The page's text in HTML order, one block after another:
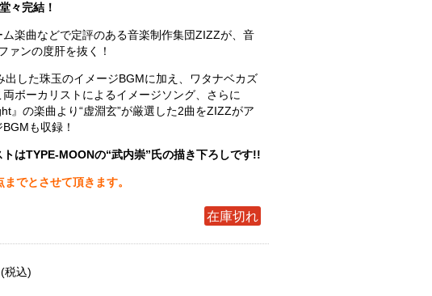
々完結！
楽曲などで定評のある音楽制作集団ZIZZが、音
ァンの度肝を抜く！
出した珠玉のイメージBGMに加え、ワタナベカズ
ボーカリストによるイメージソング、さらに
』の楽曲より“虚淵玄”が厳選した2曲をZIZZがア
も収録！
はTYPE-MOONの“武内崇”氏の描き下ろしです!!
でとさせて頂きます。
在庫切れ
(税込)